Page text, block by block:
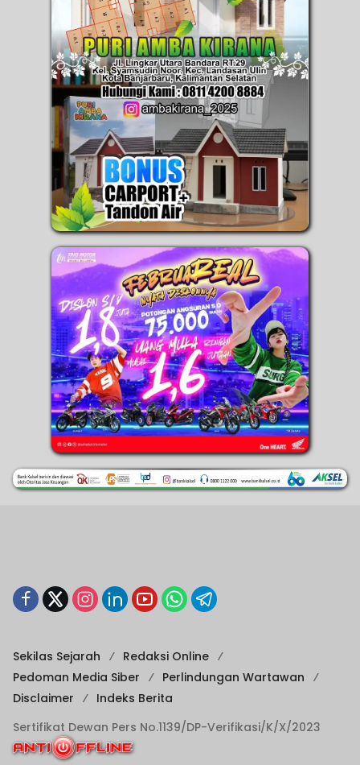
Sekilas Sejarah
Redaksi Online
Pedoman Media Siber
Perlindungan Wartawan
Disclaimer
Indeks Berita
Sertifikat Dewan Pers No.1139/DP-Verifikasi/K/X/2023